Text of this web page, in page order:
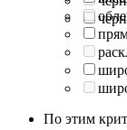
По этим